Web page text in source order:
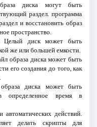
диска могут быть
раздел. программа
и восстановить образ
пространство.
Целый диск может быть
же или большей емкости.
образа диска может быть
его создания до того, как
образа диска может быть
определенное время в
действий.
делать скрипты для